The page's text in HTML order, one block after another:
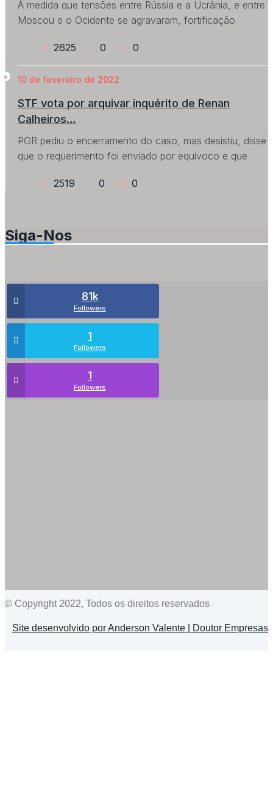
À medida que tensões entre Rússia e a Ucrânia, e entre
Moscou e o Ocidente se agravaram, fortificação
2625 0 0
10 de fevereiro de 2022
STF vota por arquivar inquérito de Renan
Calheiros…
PGR pediu o encerramento do caso, mas desistiu, disse
que o requerimento foi enviado por equívoco e que
2519 0 0
Siga-Nos
81k
Followers
1
Followers
1
Followers
© Copyright 2022, Todos os direitos reservados
Site desenvolvido por Anderson Valente | Doutor Empresas